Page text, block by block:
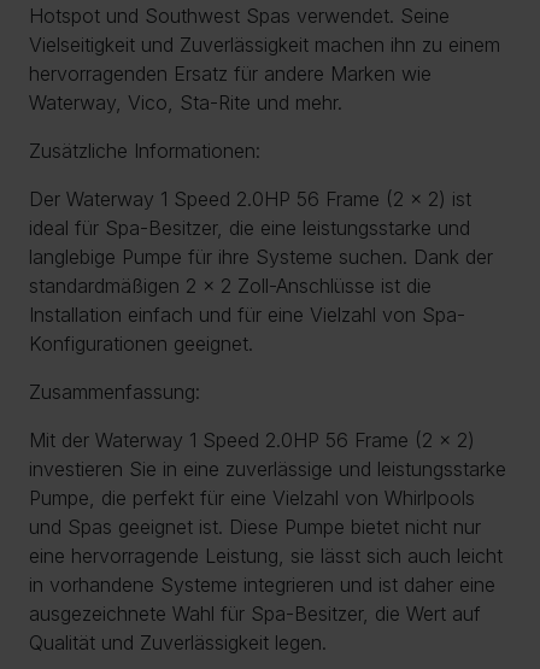
Hotspot und Southwest Spas verwendet. Seine
Vielseitigkeit und Zuverlässigkeit machen ihn zu einem
hervorragenden Ersatz für andere Marken wie
Waterway, Vico, Sta-Rite und mehr.
Zusätzliche Informationen:
Der Waterway 1 Speed 2.0HP 56 Frame (2 x 2) ist
ideal für Spa-Besitzer, die eine leistungsstarke und
langlebige Pumpe für ihre Systeme suchen. Dank der
standardmäßigen 2 x 2 Zoll-Anschlüsse ist die
Installation einfach und für eine Vielzahl von Spa-
Konfigurationen geeignet.
Zusammenfassung:
Mit der Waterway 1 Speed 2.0HP 56 Frame (2 x 2)
investieren Sie in eine zuverlässige und leistungsstarke
Pumpe, die perfekt für eine Vielzahl von Whirlpools
und Spas geeignet ist. Diese Pumpe bietet nicht nur
eine hervorragende Leistung, sie lässt sich auch leicht
in vorhandene Systeme integrieren und ist daher eine
ausgezeichnete Wahl für Spa-Besitzer, die Wert auf
Qualität und Zuverlässigkeit legen.